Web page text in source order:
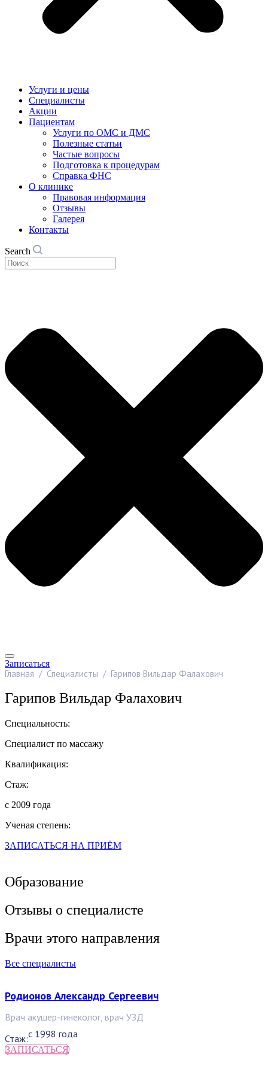
Услуги и цены
Специалисты
Акции
Пациентам
Услуги по ОМС и ДМС
Полезные статьи
Частые вопросы
Подготовка к процедурам
Справка ФНС
О клинике
Правовая информация
Отзывы
Галерея
Контакты
Search
Записаться
Главная / Специалисты / Гарипов Вильдар Фалахович
Гарипов Вильдар Фалахович
Специальность:
Специалист по массажу
Квалификация:
Стаж:
с 2009 года
Ученая степень:
ЗАПИСАТЬСЯ НА ПРИЁМ
Образование
Отзывы о специалисте
Врачи этого направления
Все специалисты
Родионов Александр Сергеевич
Врач акушер-гинеколог, врач УЗД
Стаж:с 1998 года
ЗАПИСАТЬСЯ